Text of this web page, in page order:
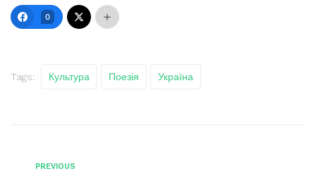
0
Tags: Культура Поезія Україна
PREVIOUS